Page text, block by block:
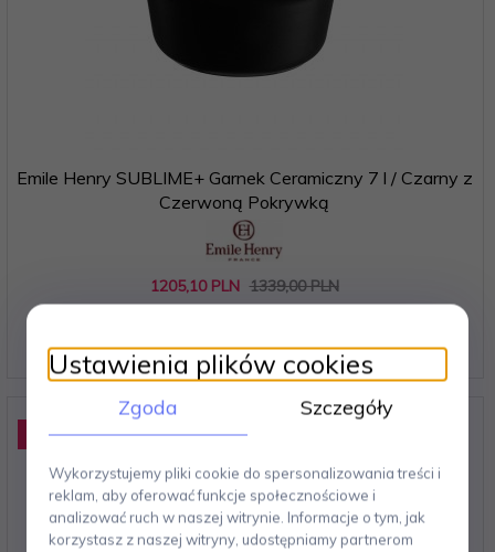
Emile Henry SUBLIME+ Garnek Ceramiczny 7 l / Czarny z
Czerwoną Pokrywką
1205,10 PLN 1339,00 PLN
1339.00 PLN
Promocja-10%
Ustawienia plików cookies
Zgoda Szczegóły
Wykorzystujemy pliki cookie do spersonalizowania treści i
reklam, aby oferować funkcje społecznościowe i
analizować ruch w naszej witrynie. Informacje o tym, jak
korzystasz z naszej witryny, udostępniamy partnerom